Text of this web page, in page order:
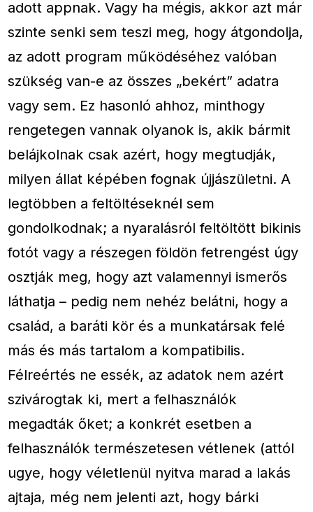
adott appnak. Vagy ha mégis, akkor azt már
szinte senki sem teszi meg, hogy átgondolja,
az adott program működéséhez valóban
szükség van-e az összes „bekért” adatra
vagy sem. Ez hasonló ahhoz, minthogy
rengetegen vannak olyanok is, akik bármit
belájkolnak csak azért, hogy megtudják,
milyen állat képében fognak újjászületni. A
legtöbben a feltöltéseknél sem
gondolkodnak; a nyaralásról feltöltött bikinis
fotót vagy a részegen földön fetrengést úgy
osztják meg, hogy azt valamennyi ismerős
láthatja – pedig nem nehéz belátni, hogy a
család, a baráti kör és a munkatársak felé
más és más tartalom a kompatibilis.
Félreértés ne essék, az adatok nem azért
szivárogtak ki, mert a felhasználók
megadták őket; a konkrét esetben a
felhasználók természetesen vétlenek (attól
ugye, hogy véletlenül nyitva marad a lakás
ajtaja, még nem jelenti azt, hogy bárki